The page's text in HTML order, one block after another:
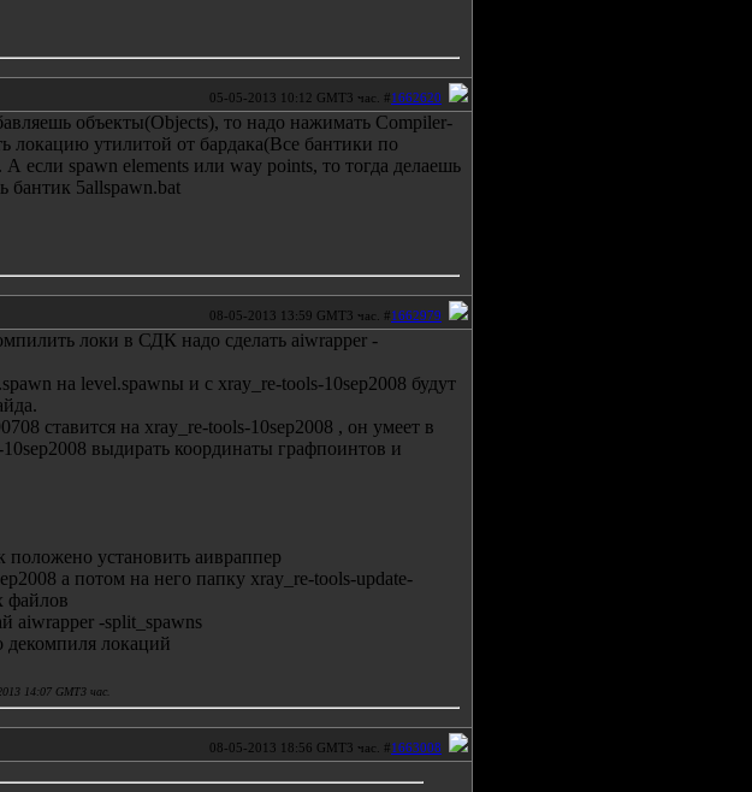
05-05-2013 10:12 GMT3 час. #1662620
объекты(Objects), то надо нажимать Compiler-
локацию утилитой от бардака(Все бантики по
если spawn elements или way points, то тогда делаешь
бантик 5allspawn.bat
08-05-2013 13:59 GMT3 час. #1662979
локи в СДК надо сделать aiwrapper -
на level.spawnы и с xray_re-tools-10sep2008 будут
ставится на xray_re-tools-10sep2008 , он умеет в
выдирать координаты графпоинтов и
положено установить аивраппер
а потом на него папку xray_re-tools-update-
файлов
aiwrapper -split_spawns
декомпиля локаций
14:07 GMT3 час.
08-05-2013 18:56 GMT3 час. #1663008